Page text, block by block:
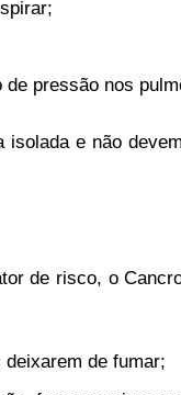
de pressão nos
e não
de risco, o
de fumar;